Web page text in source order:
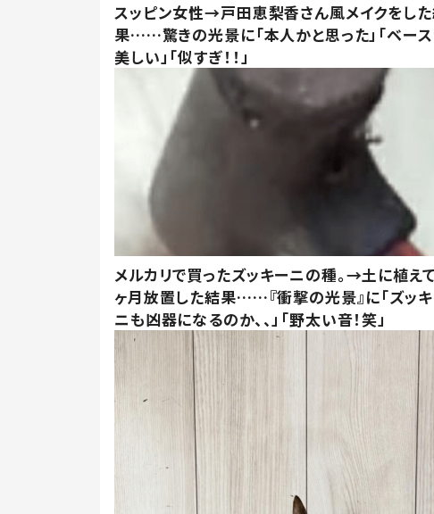
スッピン女性→戸田恵梨香さん風メイクをし
果……驚きの光景に「本人かと思った」「ベー
美しい」「似すぎ！！」
メルカリで買ったズッキーニの種。→土に植え
ヶ月放置した結果……『衝撃の光景』に「ズッ
ニも凶器になるのか、、」「野太い音！笑」